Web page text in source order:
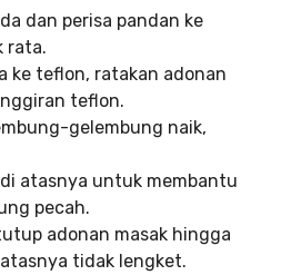
dan perisa pandan ke
rata.
ke teflon, ratakan adonan
teflon.
gelembung naik,
atasnya untuk membantu
pecah.
adonan masak hingga
tidak lengket.